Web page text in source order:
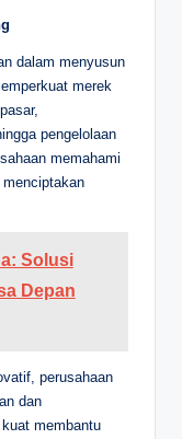
dalam menyusun
merek
pengelolaan
memahami
Solusi
Depan
perusahaan
dan
membantu